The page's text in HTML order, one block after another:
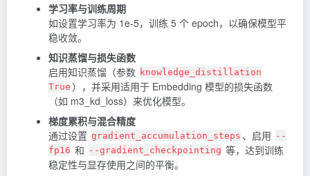
学习率与训练周期
如设置学习率为 1e-5，训练 5 个 epoch，以确保模型平
稳收敛。
知识蒸馏与损失函数
启用知识蒸馏（参数 knowledge_distillation
True ），并采用适用于 Embedding 模型的损失函数
（如 m3_kd_loss）来优化模型。
梯度累积与混合精度
通过设置 gradient_accumulation_steps 、启用 --
fp16 和 --gradient_checkpointing 等，达到训练
稳定性与显存使用之间的平衡。